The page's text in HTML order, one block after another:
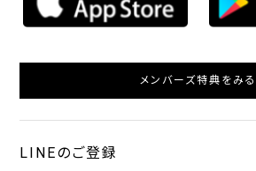
メンバーズ特典をみる
LINEのご登録